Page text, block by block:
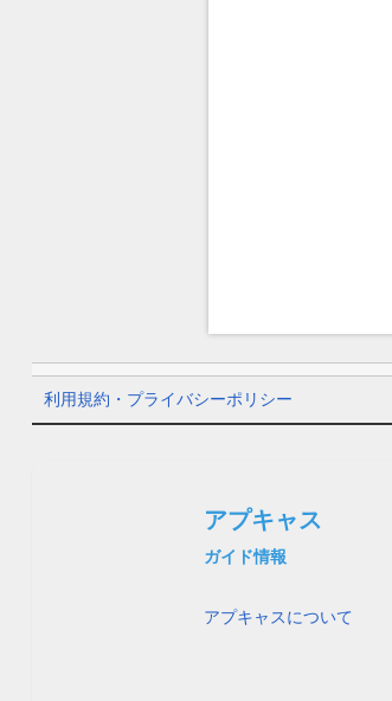
利用規約・プライバシーポリシー
アプキャス
ガイド情報
アプキャスについて